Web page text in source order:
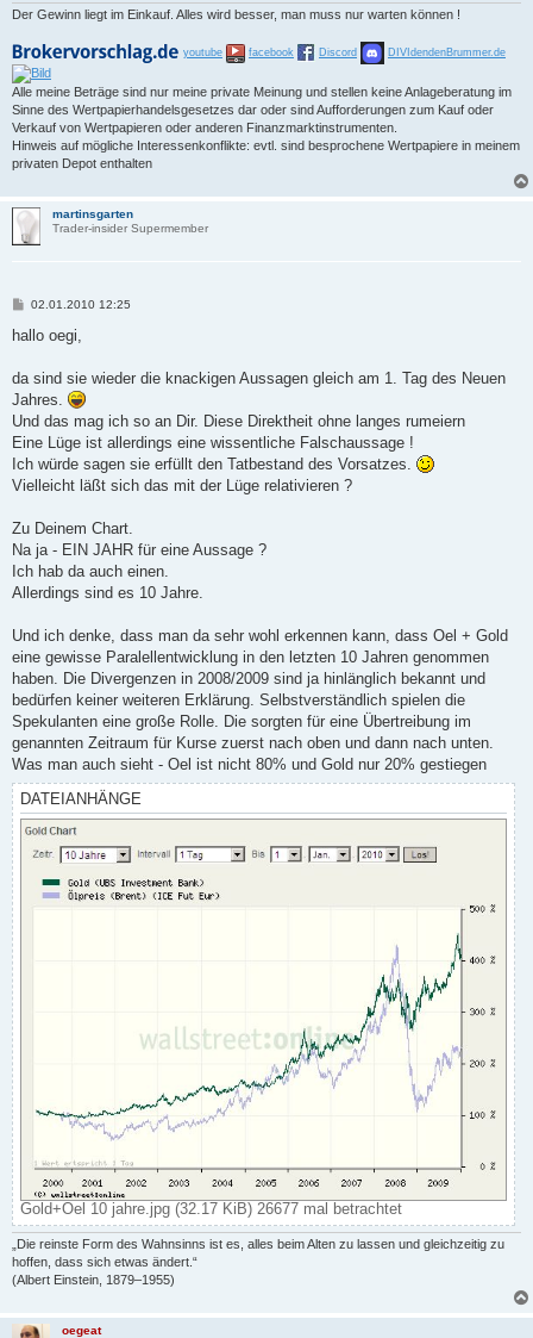
Der Gewinn liegt im Einkauf. Alles wird besser, man muss nur warten können !
youtube facebook Discord DIVIdendenBrummer.de
Alle meine Beträge sind nur meine private Meinung und stellen keine Anlageberatung im
Sinne des Wertpapierhandelsgesetzes dar oder sind Aufforderungen zum Kauf oder
Verkauf von Wertpapieren oder anderen Finanzmarktinstrumenten.
Hinweis auf mögliche Interessenkonflikte: evtl. sind besprochene Wertpapiere in meinem
privaten Depot enthalten
martinsgarten
Trader-insider Supermember
B
i
a
02.01.2010 12:25
hallo oegi,
da sind sie wieder die knackigen Aussagen gleich am 1. Tag des Neuen
Jahres.
Und das mag ich so an Dir. Diese Direktheit ohne langes rumeiern
Eine Lüge ist allerdings eine wissentliche Falschaussage !
Ich würde sagen sie erfüllt den Tatbestand des Vorsatzes.
Vielleicht läßt sich das mit der Lüge relativieren ?
Zu Deinem Chart.
Na ja - EIN JAHR für eine Aussage ?
Ich hab da auch einen.
Allerdings sind es 10 Jahre.
Und ich denke, dass man da sehr wohl erkennen kann, dass Oel + Gold
eine gewisse Paralellentwicklung in den letzten 10 Jahren genommen
haben. Die Divergenzen in 2008/2009 sind ja hinlänglich bekannt und
bedürfen keiner weiteren Erklärung. Selbstverständlich spielen die
Spekulanten eine große Rolle. Die sorgten für eine Übertreibung im
genannten Zeitraum für Kurse zuerst nach oben und dann nach unten.
Was man auch sieht - Oel ist nicht 80% und Gold nur 20% gestiegen
DATEIANHÄNGE
Gold+Oel 10 jahre.jpg (32.17 KiB) 26677 mal betrachtet
„Die reinste Form des Wahnsinns ist es, alles beim Alten zu lassen und gleichzeitig zu
hoffen, dass sich etwas ändert.“
(Albert Einstein, 1879–1955)
oegeat